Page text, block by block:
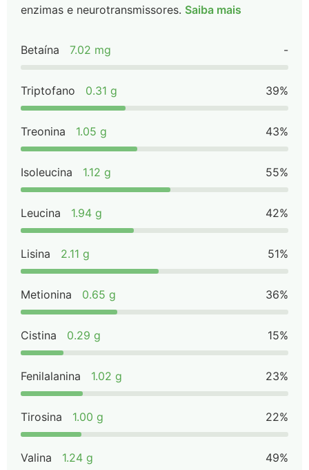
enzimas e neurotransmissores. Saiba mais
Betaína 7.02 mg -
Triptofano 0.31 g 39%
Treonina 1.05 g 43%
Isoleucina 1.12 g 55%
Leucina 1.94 g 42%
Lisina 2.11 g 51%
Metionina 0.65 g 36%
Cistina 0.29 g 15%
Fenilalanina 1.02 g 23%
Tirosina 1.00 g 22%
Valina 1.24 g 49%